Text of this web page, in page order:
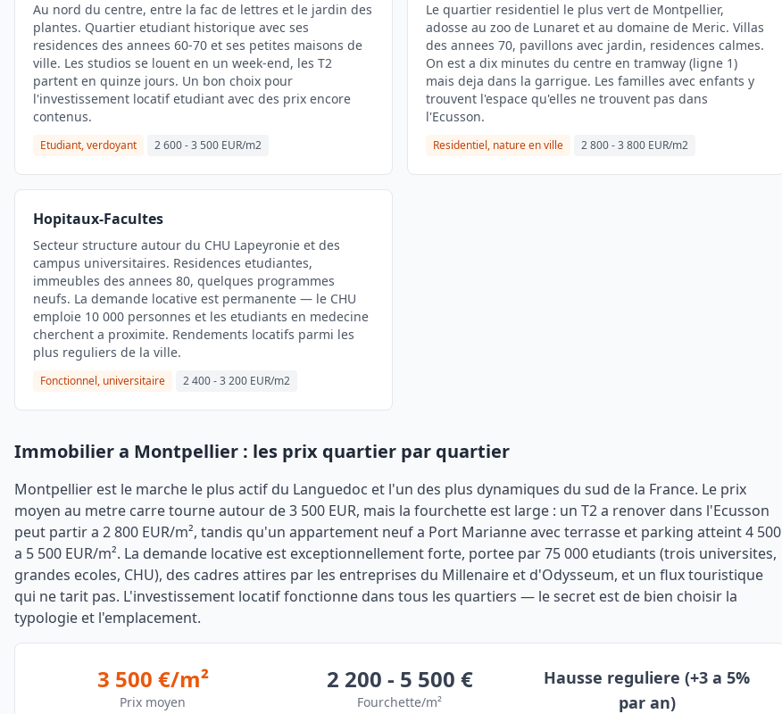
Au nord du centre, entre la fac de lettres et le jardin des
plantes. Quartier etudiant historique avec ses
residences des annees 60-70 et ses petites maisons de
ville. Les studios se louent en un week-end, les T2
partent en quinze jours. Un bon choix pour
l'investissement locatif etudiant avec des prix encore
contenus.
Etudiant, verdoyant 2 600 - 3 500 EUR/m2
Le quartier residentiel le plus vert de Montpellier,
adosse au zoo de Lunaret et au domaine de Meric. Villas
des annees 70, pavillons avec jardin, residences calmes.
On est a dix minutes du centre en tramway (ligne 1)
mais deja dans la garrigue. Les familles avec enfants y
trouvent l'espace qu'elles ne trouvent pas dans
l'Ecusson.
Residentiel, nature en ville 2 800 - 3 800 EUR/m2
Hopitaux-Facultes
Secteur structure autour du CHU Lapeyronie et des
campus universitaires. Residences etudiantes,
immeubles des annees 80, quelques programmes
neufs. La demande locative est permanente — le CHU
emploie 10 000 personnes et les etudiants en medecine
cherchent a proximite. Rendements locatifs parmi les
plus reguliers de la ville.
Fonctionnel, universitaire 2 400 - 3 200 EUR/m2
Immobilier a Montpellier : les prix quartier par quartier
Montpellier est le marche le plus actif du Languedoc et l'un des plus dynamiques du sud de la France. Le prix
moyen au metre carre tourne autour de 3 500 EUR, mais la fourchette est large : un T2 a renover dans l'Ecusson
peut partir a 2 800 EUR/m², tandis qu'un appartement neuf a Port Marianne avec terrasse et parking atteint 4 500
a 5 500 EUR/m². La demande locative est exceptionnellement forte, portee par 75 000 etudiants (trois universites,
grandes ecoles, CHU), des cadres attires par les entreprises du Millenaire et d'Odysseum, et un flux touristique
qui ne tarit pas. L'investissement locatif fonctionne dans tous les quartiers — le secret est de bien choisir la
typologie et l'emplacement.
3 500 €/m²
Prix moyen
2 200 - 5 500 €
Fourchette/m²
Hausse reguliere (+3 a 5%
par an)